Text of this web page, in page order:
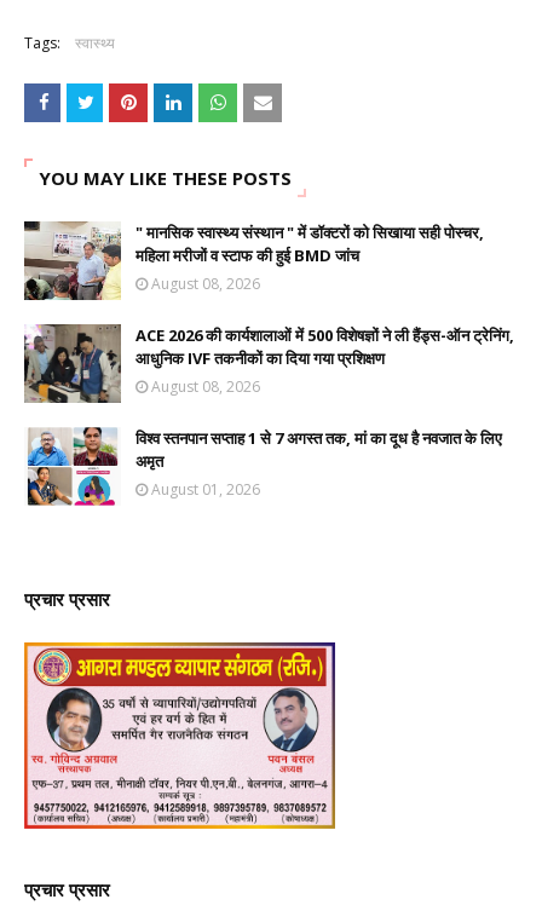
Tags: स्वास्थ्य
YOU MAY LIKE THESE POSTS
" मानसिक स्वास्थ्य संस्थान " में डॉक्टरों को सिखाया सही पोस्चर,
महिला मरीजों व स्टाफ की हुई BMD जांच
August 08, 2026
ACE 2026 की कार्यशालाओं में 500 विशेषज्ञों ने ली हैंड्स-ऑन ट्रेनिंग,
आधुनिक IVF तकनीकों का दिया गया प्रशिक्षण
August 08, 2026
विश्व स्तनपान सप्ताह 1 से 7 अगस्त तक, मां का दूध है नवजात के लिए
अमृत
August 01, 2026
प्रचार प्रसार
प्रचार प्रसार